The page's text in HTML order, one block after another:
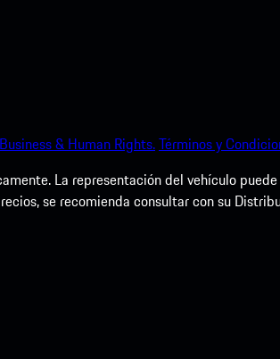
Business & Human Rights.Términos y
La representación del vehículo
se recomienda consultar con su